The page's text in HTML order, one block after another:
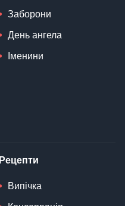
Заборони
День ангела
Іменини
Рецепти
Випічка